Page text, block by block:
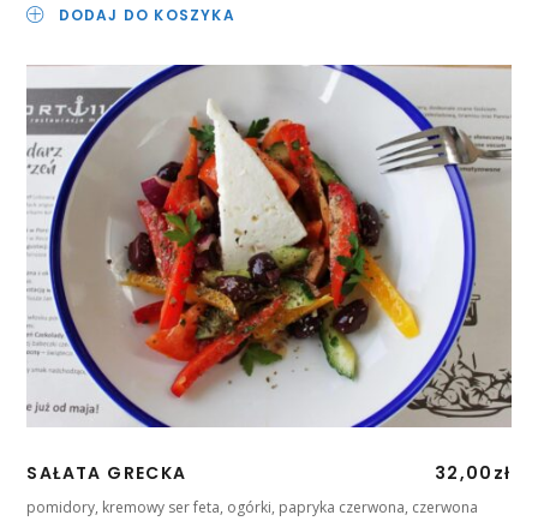
DODAJ DO KOSZYKA
SAŁATA GRECKA 32,00 zł
pomidory, kremowy ser feta, ogórki, papryka czerwona, czerwona